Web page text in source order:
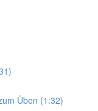
Üben (1:32)